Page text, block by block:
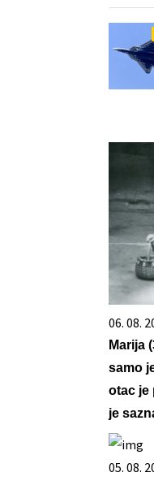
06. 08.
Marija
samo
otac je
je
05. 08.